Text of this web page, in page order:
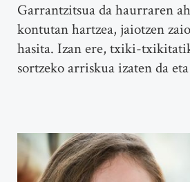
Garrantzitsua da haurraren
kontutan hartzea, jaiotzen
hasita. Izan ere, txiki-
sortzeko arriskua izaten da